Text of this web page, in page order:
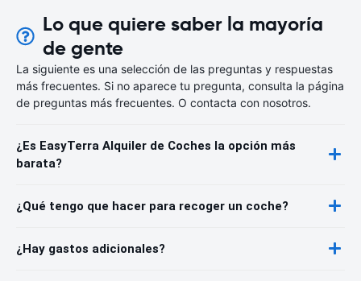
Lo que quiere saber la mayoría
de gente
La siguiente es una selección de las preguntas y respuestas
más frecuentes. Si no aparece tu pregunta, consulta la página
de preguntas más frecuentes. O contacta con nosotros.
¿Es EasyTerra Alquiler de Coches la opción más
barata?
¿Qué tengo que hacer para recoger un coche?
¿Hay gastos adicionales?